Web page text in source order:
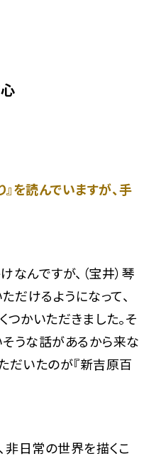
』を読んでいますが、手
なんですが、（宝井）琴
だけるようになって、
つかいただきました。そ
そうな話があるから来な
だいたのが『新吉原百
日常の世界を描くこ